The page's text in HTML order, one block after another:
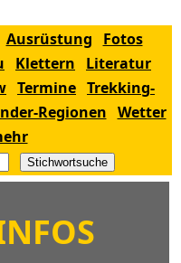
Ausrüstung
Fotos
Klettern
Literatur
Termine Trekking-
Regionen Wetter
Stichwortsuche